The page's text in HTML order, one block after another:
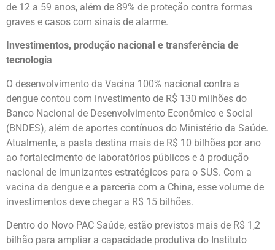
de 12 a 59 anos, além de 89% de proteção contra formas
graves e casos com sinais de alarme.
Investimentos, produção nacional e transferência de
tecnologia
O desenvolvimento da Vacina 100% nacional contra a
dengue contou com investimento de R$ 130 milhões do
Banco Nacional de Desenvolvimento Econômico e Social
(BNDES), além de aportes contínuos do Ministério da Saúde.
Atualmente, a pasta destina mais de R$ 10 bilhões por ano
ao fortalecimento de laboratórios públicos e à produção
nacional de imunizantes estratégicos para o SUS. Com a
vacina da dengue e a parceria com a China, esse volume de
investimentos deve chegar a R$ 15 bilhões.
Dentro do Novo PAC Saúde, estão previstos mais de R$ 1,2
bilhão para ampliar a capacidade produtiva do Instituto